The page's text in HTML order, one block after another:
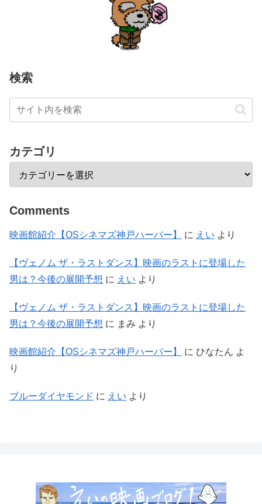
検索
カテゴリ
Comments
映画館紹介【OSシネマズ神戸ハーバー】 に えい より
【ヴェノム ザ・ラストダンス】映画のラストに登場した
男は？今後の展開予想 に えい より
【ヴェノム ザ・ラストダンス】映画のラストに登場した
男は？今後の展開予想 に まみ より
映画館紹介【OSシネマズ神戸ハーバー】 に ひなたん よ
り
ブルーダイヤモンド に えい より